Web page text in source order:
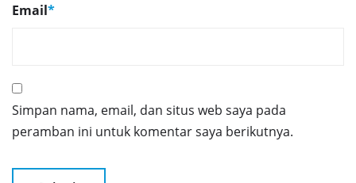
Email*
Simpan nama, email, dan situs web saya pada
peramban ini untuk komentar saya berikutnya.